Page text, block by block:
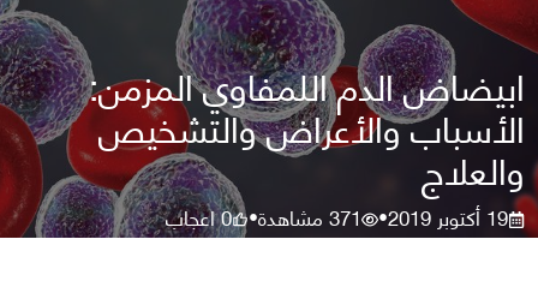
ابيضاض الدم اللمفاوي المزمن:
الأسباب والأعراض والتشخيص
والعلاج
19 أكتوبر 2019 •
371مشاهدة•
0اعجاب